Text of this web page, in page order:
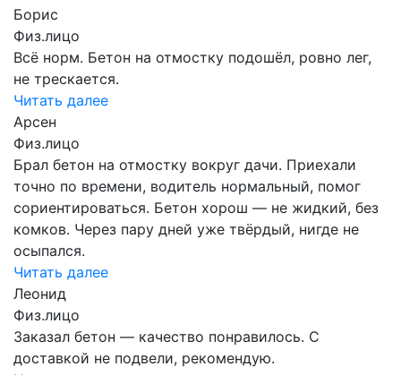
Борис
Физ.лицо
Всё норм. Бетон на отмостку подошёл, ровно лег,
не трескается.
Читать далее
Арсен
Физ.лицо
Брал бетон на отмостку вокруг дачи. Приехали
точно по времени, водитель нормальный, помог
сориентироваться. Бетон хорош — не жидкий, без
комков. Через пару дней уже твёрдый, нигде не
осыпался.
Читать далее
Леонид
Физ.лицо
Заказал бетон — качество понравилось. С
доставкой не подвели, рекомендую.